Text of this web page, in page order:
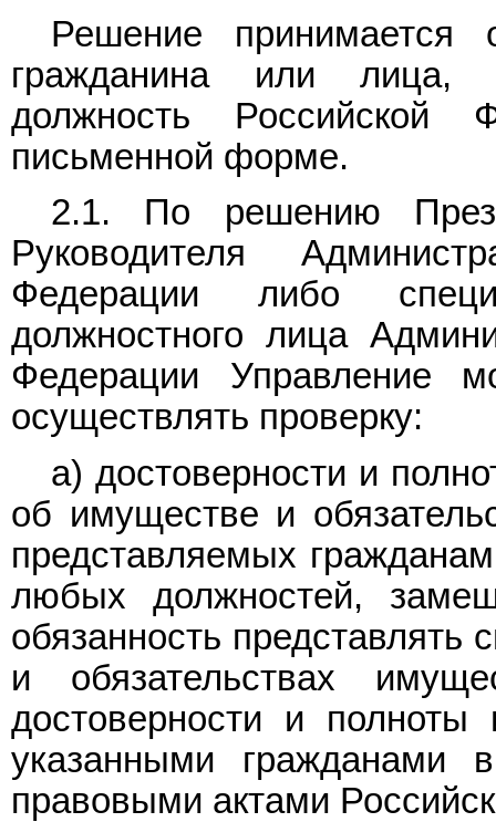
Решение принимается
гражданина или лица,
должность
письменной форме.
2.1. По решению
Руководителя
Федерации либо
должностного лица
Федерации Управление
осуществлять проверку:
а) достоверности и
об имуществе и
представляемых
любых должностей,
обязанность
и обязательствах
достоверности и
указанными гражданами
правовыми актами